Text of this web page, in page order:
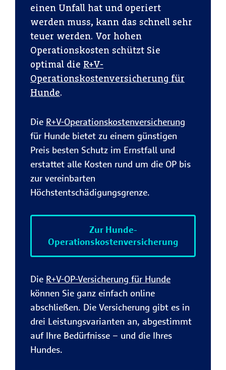
einen Unfall hat und operiert
werden muss, kann das schnell sehr
teuer werden. Vor hohen
Operationskosten schützt Sie
optimal die R+V-
Operationskostenversicherung für
Hunde.
Die R+V-Operationskostenversicherung
für Hunde bietet zu einem günstigen
Preis besten Schutz im Ernstfall und
erstattet alle Kosten rund um die OP bis
zur vereinbarten
Höchstentschädigungsgrenze.
Zur Hunde-
Operationskostenversicherung
Die R+V-OP-Versicherung für Hunde
können Sie ganz einfach online
abschließen. Die Versicherung gibt es in
drei Leistungsvarianten an, abgestimmt
auf Ihre Bedürfnisse – und die Ihres
Hundes.